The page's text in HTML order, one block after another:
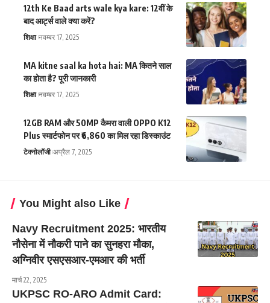
12th Ke Baad arts wale kya kare: 12वीं के
बाद आर्ट्स वाले क्या करें?
शिक्षा नवम्बर 17, 2025
MA kitne saal ka hota hai: MA कितने साल
का होता है? पूरी जानकारी
शिक्षा नवम्बर 17, 2025
12GB RAM और 50MP कैमरा वाली OPPO K12
Plus स्मार्टफोन पर ₹6,860 का मिल रहा डिस्काउंट
टेक्नोलॉजी अप्रैल 7, 2025
You Might also Like
Navy Recruitment 2025: भारतीय
नौसेना में नौकरी पाने का सुनहरा मौका,
अग्निवीर एसएसआर-एमआर की भर्ती
मार्च 22, 2025
UKPSC RO-ARO Admit Card: